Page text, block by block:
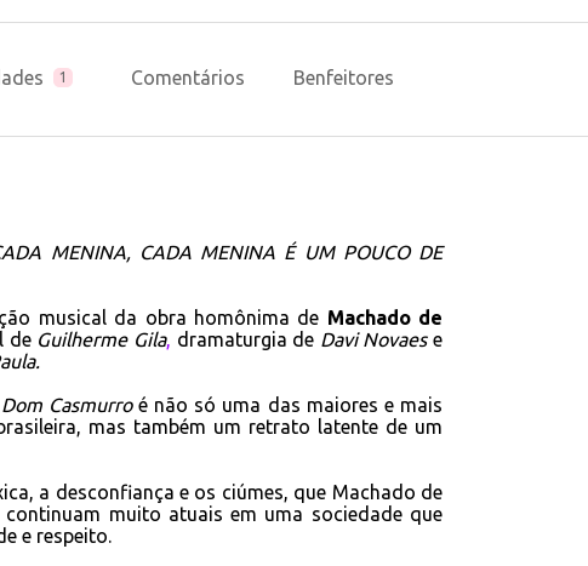
1 Comentários Benfeitores
MENINA, CADA MENINA É UM POUCO DE
musical da obra homônima de Machado de
de Guilherme Gila, dramaturgia de Davi Novaese
Dom Casmurroé não só uma das maiores e mais
mas também um retrato latente de um
a desconfiança e os ciúmes, que Machado de
muito atuais em uma sociedade que
e respeito.